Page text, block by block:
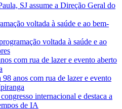
SJ assume a Direção Geral do
voltada à saúde e ao
anos com rua de lazer e evento